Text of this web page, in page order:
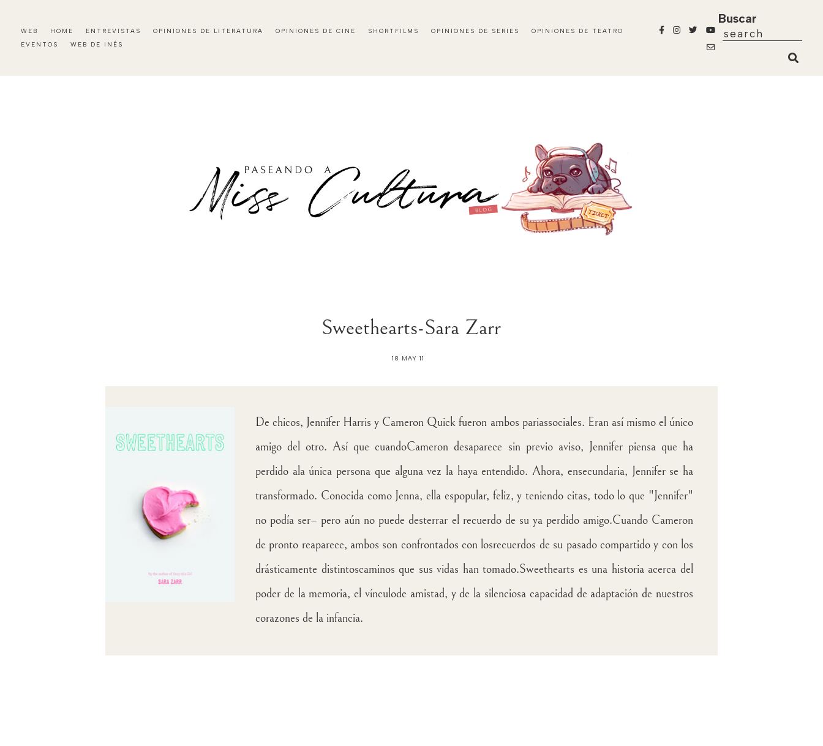
WEB HOME ENTREVISTAS OPINIONES DE LITERATURA OPINIONES DE CINE SHORTFILMS OPINIONES DE SERIES
OPINIONES DE TEATRO
EVENTOS
WEB DE INÉS
Buscar
Sweethearts-Sara Zarr
18 MAY 11
De chicos, Jennifer Harris y Cameron Quick fueron ambos pariassociales. Eran así mismo el único
amigo del otro. Así que cuandoCameron desaparece sin previo aviso, Jennifer piensa que ha
perdido ala única persona que alguna vez la haya entendido. Ahora, ensecundaria, Jennifer se ha
transformado. Conocida como Jenna, ella espopular, feliz, y teniendo citas, todo lo que "Jennifer"
no podía ser– pero aún no puede desterrar el recuerdo de su ya perdido amigo.Cuando Cameron
de pronto reaparece, ambos son confrontados con losrecuerdos de su pasado compartido y con los
drásticamente distintoscaminos que sus vidas han tomado.Sweethearts es una historia acerca del
poder de la memoria, el vínculode amistad, y de la silenciosa capacidad de adaptación de nuestros
corazones de la infancia.